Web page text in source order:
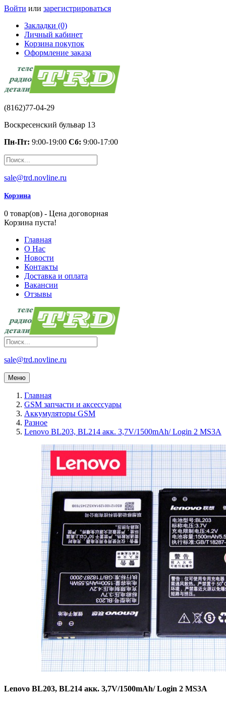
Войти или зарегистрироваться
Закладки (0)
Личный кабинет
Корзина покупок
Оформление заказа
(8162)77-04-29
Воскресенский бульвар 13
Пн-Пт: 9:00-19:00 Сб: 9:00-17:00
sale@trd.novline.ru
Корзина
0 товар(ов) - Цена договорная
Корзина пуста!
Главная
О Нас
Новости
Контакты
Доставка и оплата
Вакансии
Отзывы
sale@trd.novline.ru
Меню
Главная
GSM запчасти и аксессуары
Аккумуляторы GSM
Разное
Lenovo BL203, BL214 акк. 3,7V/1500mAh/ Login 2 MS3A
Lenovo BL203, BL214 акк. 3,7V/1500mAh/ Login 2 MS3A